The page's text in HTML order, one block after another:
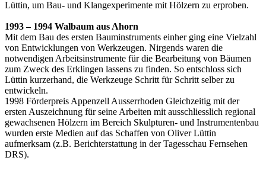
Lüttin, um Bau- und Klangexperimente mit Hölzern zu erproben.
1993 – 1994 Walbaum aus Ahorn
Mit dem Bau des ersten Bauminstruments einher ging eine Vielzahl
von Entwicklungen von Werkzeugen. Nirgends waren die
notwendigen Arbeitsinstrumente für die Bearbeitung von Bäumen
zum Zweck des Erklingen lassens zu finden. So entschloss sich
Lüttin kurzerhand, die Werkzeuge Schritt für Schritt selber zu
entwickeln.
1998 Förderpreis Appenzell Ausserrhoden Gleichzeitig mit der
ersten Auszeichnung für seine Arbeiten mit ausschliesslich regional
gewachsenen Hölzern im Bereich Skulpturen- und Instrumentenbau
wurden erste Medien auf das Schaffen von Oliver Lüttin
aufmerksam (z.B. Berichterstattung in der Tagesschau Fernsehen
DRS).